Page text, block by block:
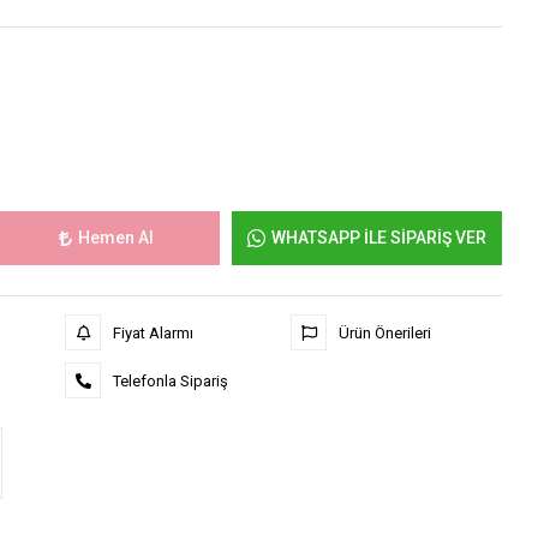
Hemen Al WHATSAPP İLE SİPARİŞ VER
Fiyat Alarmı
Telefonla Sipariş
Ürün Önerileri